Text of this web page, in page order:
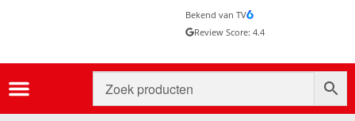
Bekend van TV
Review Score: 4.4